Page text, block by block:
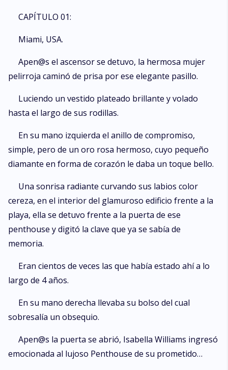
CAPÍTULO 01:
Miami, USA.
Apen@s el ascensor se detuvo, la hermosa mujer
pelirroja caminó de prisa por ese elegante pasillo.
Luciendo un vestido plateado brillante y volado
hasta el largo de sus rodillas.
En su mano izquierda el anillo de compromiso,
simple, pero de un oro rosa hermoso, cuyo pequeño
diamante en forma de corazón le daba un toque bello.
Una sonrisa radiante curvando sus labios color
cereza, en el interior del glamuroso edificio frente a la
playa, ella se detuvo frente a la puerta de ese
penthouse y digitó la clave que ya se sabía de
memoria.
Eran cientos de veces las que había estado ahí a lo
largo de 4 años.
En su mano derecha llevaba su bolso del cual
sobresalía un obsequio.
Apen@s la puerta se abrió, Isabella Williams ingresó
emocionada al lujoso Penthouse de su prometido…